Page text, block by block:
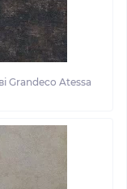
Grandeco Atessa